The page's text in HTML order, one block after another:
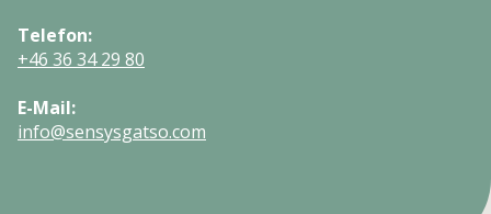
Telefon:
+46 36 34 29 80
E-Mail:
info@sensysgatso.com